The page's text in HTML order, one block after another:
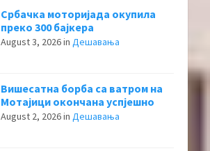
Србачка моторијада окупила
преко 300 бајкера
August 3, 2026in Дешавања
Вишесатна борба са ватром на
Мотајици окончана успјешно
August 2, 2026in Дешавања